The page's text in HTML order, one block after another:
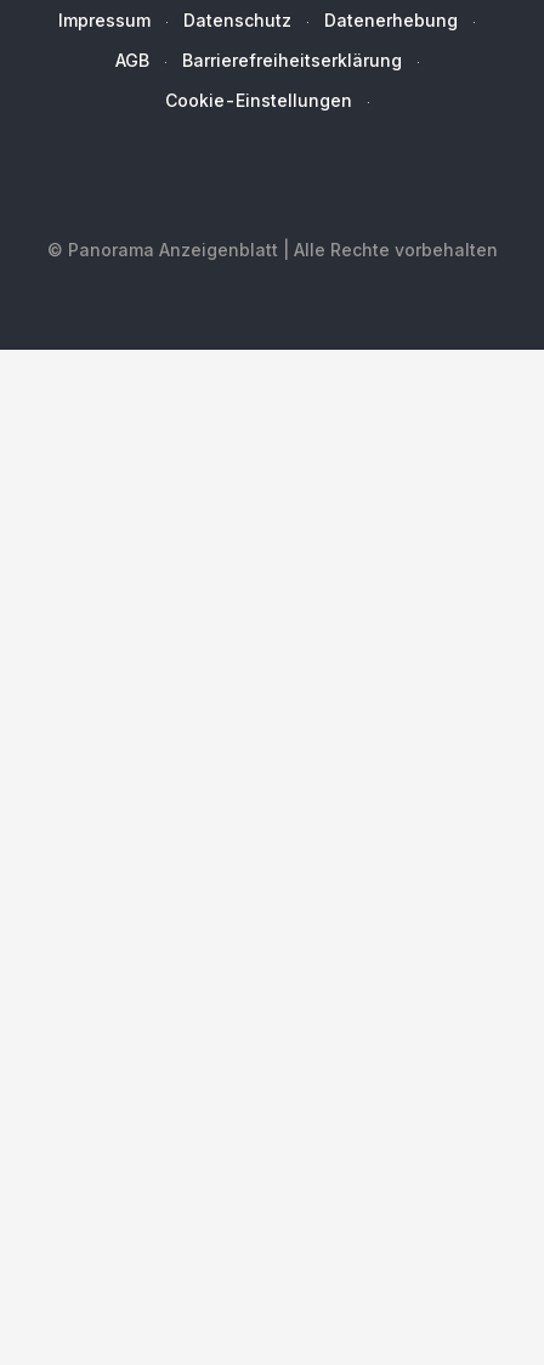
Impressum Datenschutz
Datenerhebung
AGB
Barrierefreiheitserklärung
Cookie-Einstellungen
© Panorama Anzeigenblatt | Alle Rechte vorbehalten